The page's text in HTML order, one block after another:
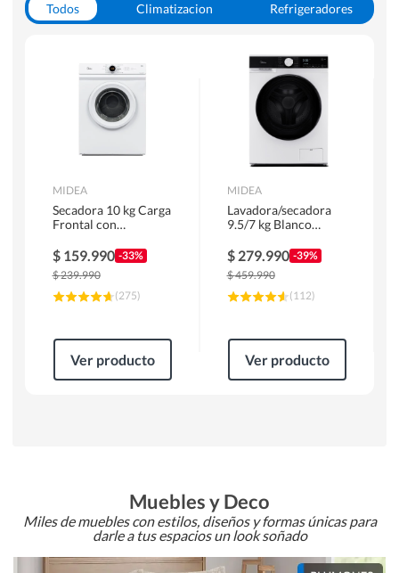
Todos Climatizacion
Refrigeradores
Otros
MIDEA
Secadora 10 kg Carga
Frontal con
MD100A100/W2
$ 159.990 -33%
$239.990
(275)
Ver producto
MIDEA
Lavadora/secadora
9.5/7 kg Blanco
$ 279.990 -39%
$459.990
(112)
Ver producto
Muebles y Deco
Miles de muebles con estilos, diseños y formas únicas para
darle a tus espacios un look soñado